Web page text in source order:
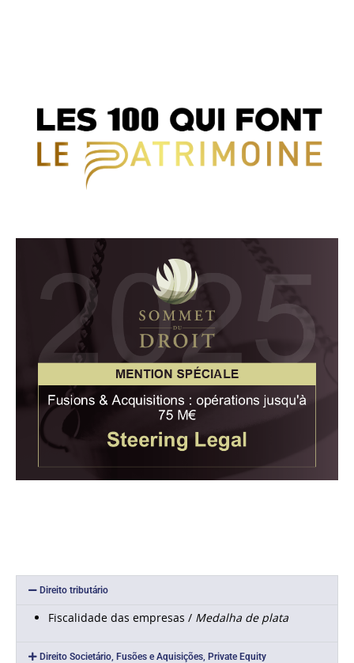
Direito tributário
Fiscalidade das empresas / Medalha de plata
Direito Societário, Fusões e Aquisições, Private Equity